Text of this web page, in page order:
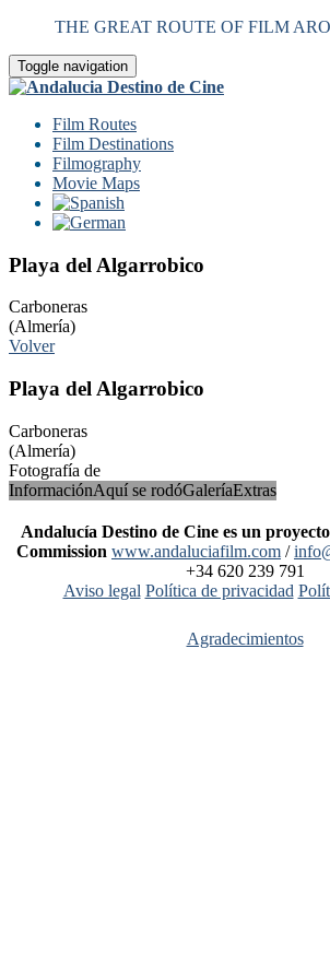
THE GREAT ROUTE OF FILM
Toggle navigation
Film Routes
Film Destinations
Filmography
Movie Maps
Playa del Algarrobico
Carboneras
(Almería)
Volver
Playa del Algarrobico
Carboneras
(Almería)
Fotografía de
InformaciónAquí se rodóGaleríaExtras
Andalucía Destino de Cine es un
Commission www.andaluciafilm.com /
+34 620 239 791
Aviso legal Política de privacidad
Agradecimientos